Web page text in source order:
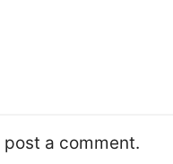
post a comment.